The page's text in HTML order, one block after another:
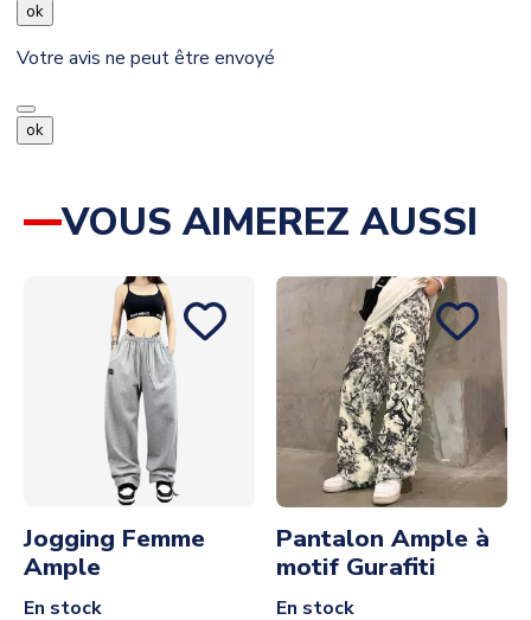
ok
Votre avis ne peut être envoyé
ok
VOUS AIMEREZ AUSSI
Jogging Femme
Ample
En stock
Pantalon Ample à
motif Gurafiti
En stock